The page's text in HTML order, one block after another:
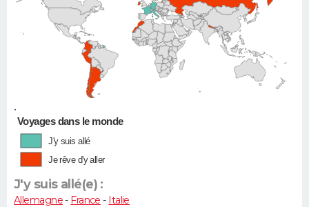
•
Voyages dans le monde
J'y suis allé
Je rêve d'y aller
J'y suis allé(e) :
Allemagne- France - Italie